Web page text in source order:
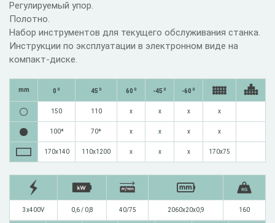
Регулируемый упор.
Полотно.
Набор инструментов для текущего обслуживания станка.
Инструкции по эксплуатации в электронном виде на
компакт-диске.
mm 0 0 45 0 60 0 -45 0 -60 0
150 110 х x x x
100* 70* х x x x
170x140 110x1200 х x x 170x75
3x400V 0,6 / 0,8 40/75 2060x20x0,9 160